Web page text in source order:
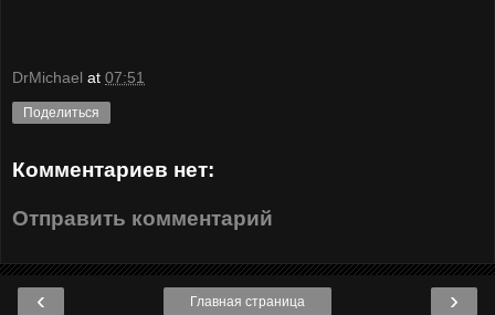
DrMichael at 07:51
Поделиться
Комментариев нет:
Отправить комментарий
‹ ›
Главная страница